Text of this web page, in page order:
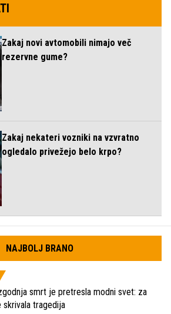
Zakaj novi avtomobili nimajo več
rezervne gume?
Zakaj nekateri vozniki na vzvratno
ogledalo privežejo belo krpo?
NAJBOLJ BRANO
smrt je pretresla modni svet: za
skrivala tragedija